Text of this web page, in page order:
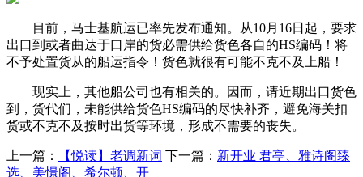
目前，马士基航运已率先发布通知。从10月16日起，要求
出口到或者曲达于口岸的货必需供给货色各自的HS编码！将
不予处置货从的船运指令！货色就很有可能不克不及上船！
现实上，其他船公司也有相关的。因而，请近期出口货色
到，货代们，未能供给货色HS编码的尽快补齐，避免海关扣
货或不克不及按时出货等环境，形成不需要的丧失。
上一篇： 【悦读】老调新词 下一篇： 新开业 君亭、雅诗阁臻
选、美憬阁、希尔顿、开